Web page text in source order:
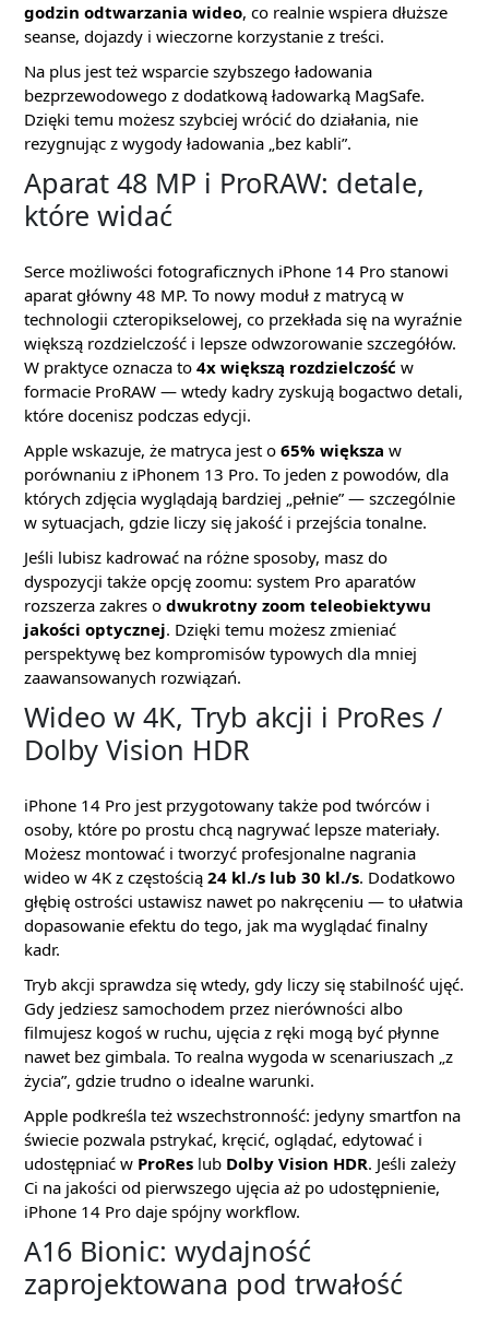
godzin odtwarzania wideo, co realnie wspiera dłuższe
seanse, dojazdy i wieczorne korzystanie z treści.
Na plus jest też wsparcie szybszego ładowania
bezprzewodowego z dodatkową ładowarką MagSafe.
Dzięki temu możesz szybciej wrócić do działania, nie
rezygnując z wygody ładowania „bez kabli”.
Aparat 48 MP i ProRAW: detale,
które widać
Serce możliwości fotograficznych iPhone 14 Pro stanowi
aparat główny 48 MP. To nowy moduł z matrycą w
technologii czteropikselowej, co przekłada się na wyraźnie
większą rozdzielczość i lepsze odwzorowanie szczegółów.
W praktyce oznacza to 4x większą rozdzielczość w
formacie ProRAW — wtedy kadry zyskują bogactwo detali,
które docenisz podczas edycji.
Apple wskazuje, że matryca jest o 65% większa w
porównaniu z iPhonem 13 Pro. To jeden z powodów, dla
których zdjęcia wyglądają bardziej „pełnie” — szczególnie
w sytuacjach, gdzie liczy się jakość i przejścia tonalne.
Jeśli lubisz kadrować na różne sposoby, masz do
dyspozycji także opcję zoomu: system Pro aparatów
rozszerza zakres o dwukrotny zoom teleobiektywu
jakości optycznej. Dzięki temu możesz zmieniać
perspektywę bez kompromisów typowych dla mniej
zaawansowanych rozwiązań.
Wideo w 4K, Tryb akcji i ProRes /
Dolby Vision HDR
iPhone 14 Pro jest przygotowany także pod twórców i
osoby, które po prostu chcą nagrywać lepsze materiały.
Możesz montować i tworzyć profesjonalne nagrania
wideo w 4K z częstością 24 kl./s lub 30 kl./s. Dodatkowo
głębię ostrości ustawisz nawet po nakręceniu — to ułatwia
dopasowanie efektu do tego, jak ma wyglądać finalny
kadr.
Tryb akcji sprawdza się wtedy, gdy liczy się stabilność ujęć.
Gdy jedziesz samochodem przez nierówności albo
filmujesz kogoś w ruchu, ujęcia z ręki mogą być płynne
nawet bez gimbala. To realna wygoda w scenariuszach „z
życia”, gdzie trudno o idealne warunki.
Apple podkreśla też wszechstronność: jedyny smartfon na
świecie pozwala pstrykać, kręcić, oglądać, edytować i
udostępniać w ProRes lub Dolby Vision HDR. Jeśli zależy
Ci na jakości od pierwszego ujęcia aż po udostępnienie,
iPhone 14 Pro daje spójny workflow.
A16 Bionic: wydajność
zaprojektowana pod trwałość